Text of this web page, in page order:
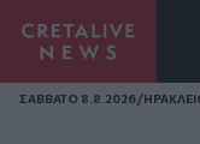
Homepage
ΣAΒΒΑΤΟ 8.8.2026/